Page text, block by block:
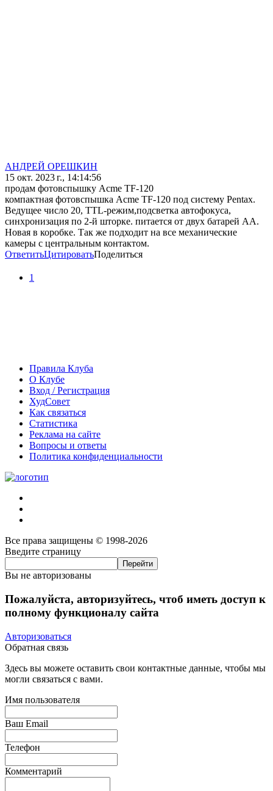
АНДРЕЙ ОРЕШКИН
15 окт. 2023 г., 14:14:56
продам фотовспышку Acme TF-120
компактная фотовспышка Acme TF-120 под систему Pentax.
Ведущее число 20, TTL-режим,подсветка автофокуса,
синхронизация по 2-й шторке. питается от двух батарей АА.
Новая в коробке. Так же подходит на все механические
камеры с центральным контактом.
ОтветитьЦитироватьПоделиться
1
Правила Клуба
О Клубе
Вход / Регистрация
ХудСовет
Как связаться
Статистика
Реклама на сайте
Вопросы и ответы
Политика конфиденциальности
Все права защищены © 1998-2026
Введите страницу
Вы не авторизованы
Пожалуйста, авторизуйтесь, чтоб иметь доступ к
полному функционалу сайта
Авторизоваться
Обратная связь
Здесь вы можете оставить свои контактные данные, чтобы мы
могли связаться с вами.
Имя пользователя
Ваш Email
Телефон
Комментарий